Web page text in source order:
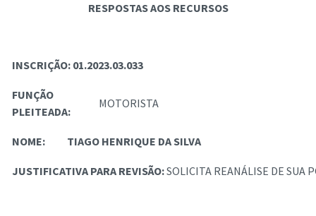
RESPOSTAS AOS RECURSOS
INSCRIÇÃO: 01.2023.03.033
FUNÇÃO
PLEITEADA:
MOTORISTA
NOME: TIAGO HENRIQUE DA SILVA
JUSTIFICATIVA PARA REVISÃO:SOLICITA REANÁLISE DE SUA